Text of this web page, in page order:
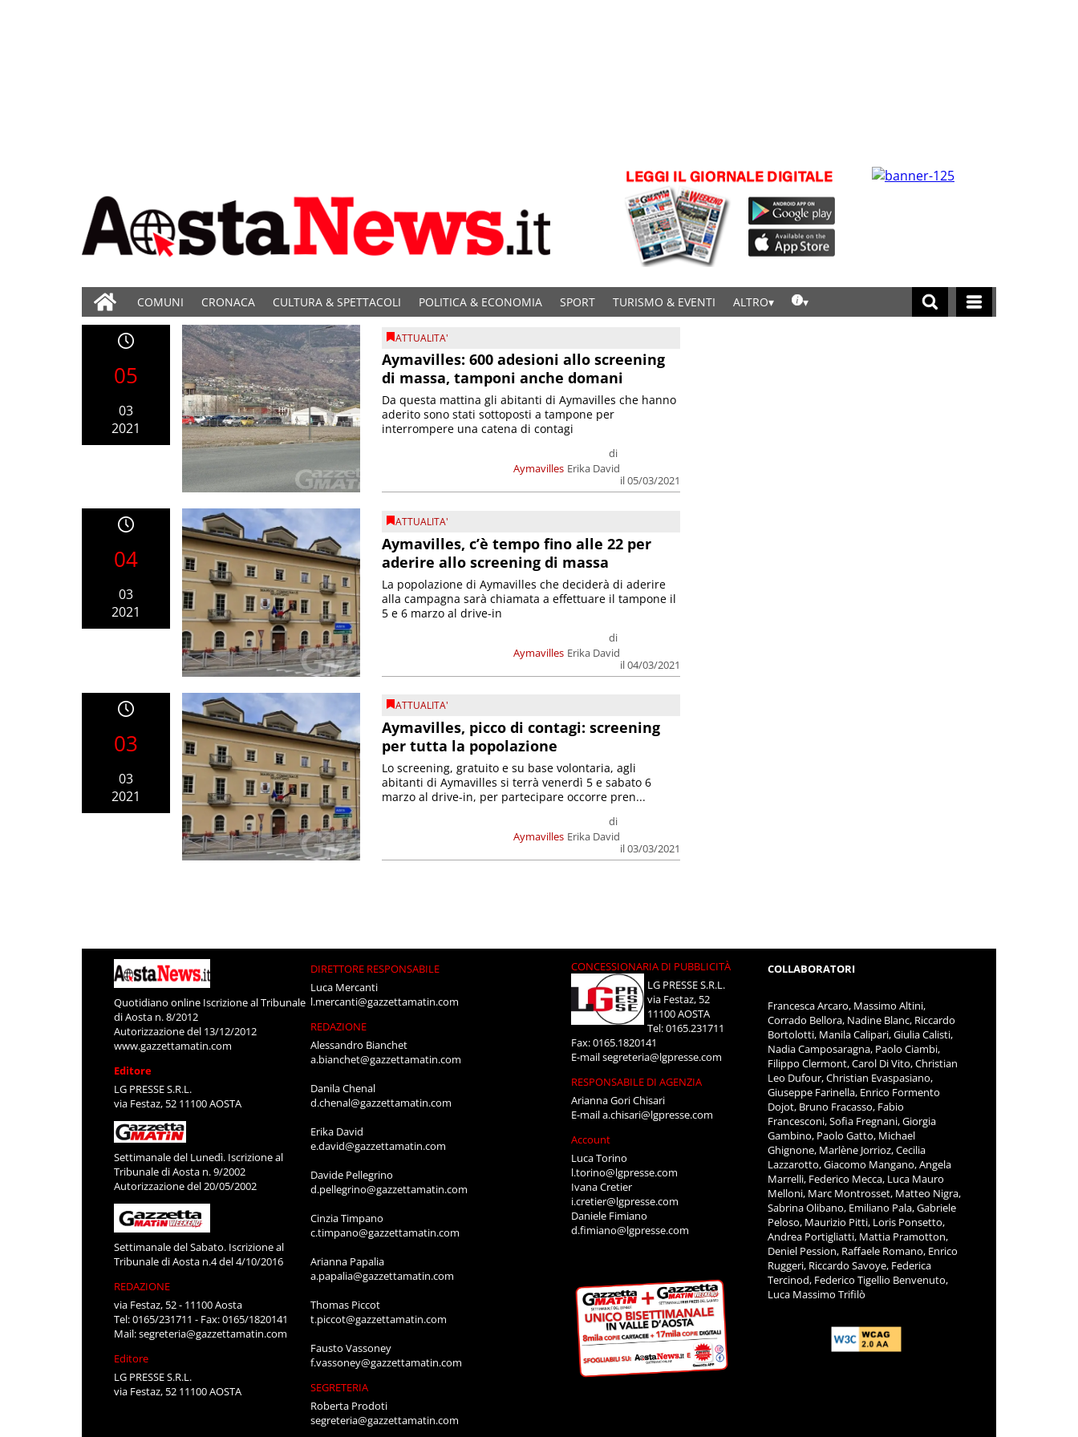
COMUNI CRONACA CULTURA & SPETTACOLI POLITICA & ECONOMIA SPORT TURISMO & EVENTI ALTRO
05
03
2021
ATTUALITA'
Aymavilles: 600 adesioni allo screening
di massa, tamponi anche domani
Aymavilles
di
Erika David
il 05/03/2021
Da questa mattina gli abitanti di Aymavilles che hanno
aderito sono stati sottoposti a tampone per
interrompere una catena di contagi
04
03
2021
ATTUALITA'
Aymavilles, c’è tempo fino alle 22 per
aderire allo screening di massa
Aymavilles
di
Erika David
il 04/03/2021
La popolazione di Aymavilles che deciderà di aderire
alla campagna sarà chiamata a effettuare il tampone il
5 e 6 marzo al drive-in
03
03
2021
ATTUALITA'
Aymavilles, picco di contagi: screening
per tutta la popolazione
Aymavilles
di
Erika David
il 03/03/2021
Lo screening, gratuito e su base volontaria, agli
abitanti di Aymavilles si terrà venerdì 5 e sabato 6
marzo al drive-in, per partecipare occorre pren...
Quotidiano online Iscrizione al Tribunale
di Aosta n. 8/2012
Autorizzazione del 13/12/2012
www.gazzettamatin.com
Editore
LG PRESSE S.R.L.
via Festaz, 52 11100 AOSTA
Settimanale del Lunedì. Iscrizione al
Tribunale di Aosta n. 9/2002
Autorizzazione del 20/05/2002
Settimanale del Sabato. Iscrizione al
Tribunale di Aosta n.4 del 4/10/2016
REDAZIONE
via Festaz, 52 - 11100 Aosta
Tel: 0165/231711 - Fax: 0165/1820141
Mail:segreteria@gazzettamatin.com
Editore
LG PRESSE S.R.L.
via Festaz, 52 11100 AOSTA
DIRETTORE RESPONSABILE
Luca Mercanti
l.mercanti@gazzettamatin.com
REDAZIONE
Alessandro Bianchet
a.bianchet@gazzettamatin.com
Danila Chenal
d.chenal@gazzettamatin.com
Erika David
e.david@gazzettamatin.com
Davide Pellegrino
d.pellegrino@gazzettamatin.com
Cinzia Timpano
c.timpano@gazzettamatin.com
Arianna Papalia
a.papalia@gazzettamatin.com
Thomas Piccot
t.piccot@gazzettamatin.com
Fausto Vassoney
f.vassoney@gazzettamatin.com
SEGRETERIA
Roberta Prodoti
segreteria@gazzettamatin.com
CONCESSIONARIA DI PUBBLICITÀ
LG PRESSE S.R.L.
via Festaz, 52
11100 AOSTA
Tel: 0165.231711
Fax: 0165.1820141
E-mailsegreteria@lgpresse.com
RESPONSABILE DI AGENZIA
Arianna Gori Chisari
E-maila.chisari@lgpresse.com
Account
Luca Torino
l.torino@lgpresse.com
Ivana Cretier
i.cretier@lgpresse.com
Daniele Fimiano
d.fimiano@lgpresse.com
COLLABORATORI
Francesca Arcaro, Massimo Altini,
Corrado Bellora, Nadine Blanc, Riccardo
Bortolotti, Manila Calipari, Giulia Calisti,
Nadia Camposaragna, Paolo Ciambi,
Filippo Clermont, Carol Di Vito, Christian
Leo Dufour, Christian Evaspasiano,
Giuseppe Farinella, Enrico Formento
Dojot, Bruno Fracasso, Fabio
Francesconi, Sofia Fregnani, Giorgia
Gambino, Paolo Gatto, Michael
Ghignone, Marlène Jorrioz, Cecilia
Lazzarotto, Giacomo Mangano, Angela
Marrelli, Federico Mecca, Luca Mauro
Melloni, Marc Montrosset, Matteo Nigra,
Sabrina Olibano, Emiliano Pala, Gabriele
Peloso, Maurizio Pitti, Loris Ponsetto,
Andrea Portigliatti, Mattia Pramotton,
Deniel Pession, Raffaele Romano, Enrico
Ruggeri, Riccardo Savoye, Federica
Tercinod, Federico Tigellio Benvenuto,
Luca Massimo Trifilò